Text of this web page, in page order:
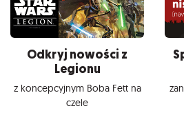
Odkryj nowości z
Legionu
z koncepcyjnym Boba Fett na
czele